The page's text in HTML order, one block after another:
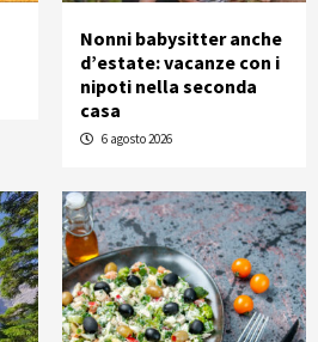
Nonni babysitter anche
d’estate: vacanze con i
nipoti nella seconda
casa
6 agosto 2026